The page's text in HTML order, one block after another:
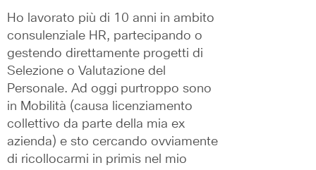
Ho lavorato più di 10 anni in ambito
consulenziale HR, partecipando o
gestendo direttamente progetti di
Selezione o Valutazione del
Personale. Ad oggi purtroppo sono
in Mobilità (causa licenziamento
collettivo da parte della mia ex
azienda) e sto cercando ovviamente
di ricollocarmi in primis nel mio